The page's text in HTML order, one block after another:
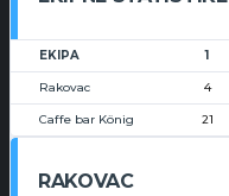
EKIPA 1
Rakovac 4
Caffe bar König 21
RAKOVAC